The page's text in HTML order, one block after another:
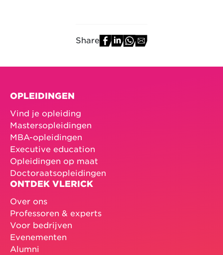
Share
OPLEIDINGEN
Vind je opleiding
Mastersopleidingen
MBA-opleidingen
Executive education
Opleidingen op maat
Doctoraatsopleidingen
ONTDEK VLERICK
Over ons
Professoren & experts
Voor bedrijven
Evenementen
Alumni